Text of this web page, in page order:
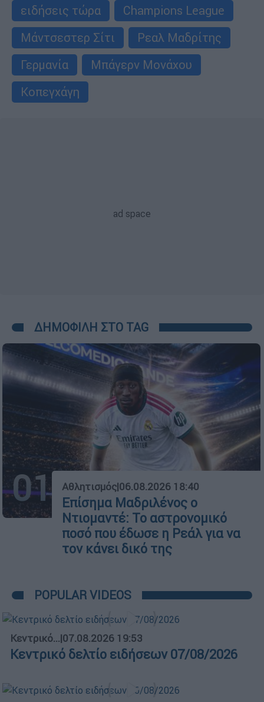
ειδήσεις τώρα
Champions League
Μάντσεστερ Σίτι
Ρεαλ Μαδρίτης
Γερμανία
Μπάγερν Μονάχου
Κοπεγχάγη
ΔΗΜΟΦΙΛΗ ΣΤΟ TAG
01 Αθλητισμός|06.08.2026 18:40
Επίσημα Μαδριλένος ο
Ντιομαντέ: Το αστρονομικό
ποσό που έδωσε η Ρεάλ για να
τον κάνει δικό της
POPULAR VIDEOS
Κεντρικό...|07.08.2026 19:53
Κεντρικό δελτίο ειδήσεων 07/08/2026